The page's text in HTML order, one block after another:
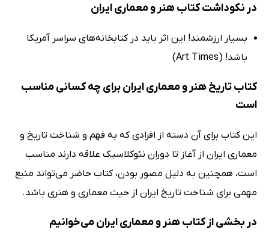
در نکوداشت کتاب هنر و معماری ایران
بسیار ارزشمند! این اثر باید در کتابخانه‌های سراسر آمریکا
باشد! (Art Times)
کتاب تاریخ هنر و معماری ایران برای چه کسانی مناسب
است
این کتاب برای آن دسته از افرادی که به فهم و شناخت تاریخ و
معماری ایران از آغاز تا دوران نئوکلاسیک علاقه دارند مناسب
است، همچنین به دلیل مصور بودن، کتاب حاضر می‌تواند منبع
مهمی برای شناخت تاریخ ایران از حیث معماری و هنری باشد.
در بخشی از کتاب هنر و معماری ایران می‌خوانیم